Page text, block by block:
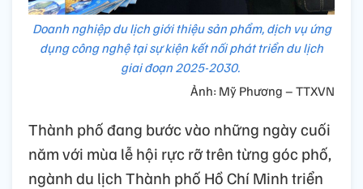
Doanh nghiệp du lịch giới thiệu sản phẩm, dịch vụ ứng
dụng công nghệ tại sự kiện kết nối phát triển du lịch
giai đoạn 2025-2030.
Ảnh: Mỹ Phương – TTXVN
Thành phố đang bước vào những ngày cuối
năm với mùa lễ hội rực rỡ trên từng góc phố,
ngành du lịch Thành phố Hồ Chí Minh triển